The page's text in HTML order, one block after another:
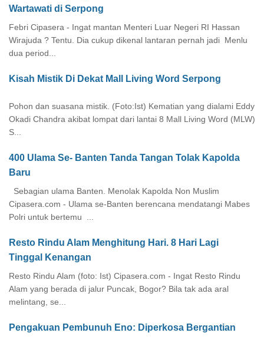
Wartawati di Serpong
Febri Cipasera - Ingat mantan Menteri Luar Negeri RI Hassan
Wirajuda ? Tentu. Dia cukup dikenal lantaran pernah jadi Menlu
dua period...
Kisah Mistik Di Dekat Mall Living Word Serpong
Pohon dan suasana mistik. (Foto:Ist) Kematian yang dialami Eddy
Okadi Chandra akibat lompat dari lantai 8 Mall Living Word (MLW)
S...
400 Ulama Se- Banten Tanda Tangan Tolak Kapolda
Baru
Sebagian ulama Banten. Menolak Kapolda Non Muslim
Cipasera.com - Ulama se-Banten berencana mendatangi Mabes
Polri untuk bertemu ...
Resto Rindu Alam Menghitung Hari. 8 Hari Lagi
Tinggal Kenangan
Resto Rindu Alam (foto: Ist) Cipasera.com - Ingat Resto Rindu
Alam yang berada di jalur Puncak, Bogor? Bila tak ada aral
melintang, se...
Pengakuan Pembunuh Eno: Diperkosa Bergantian